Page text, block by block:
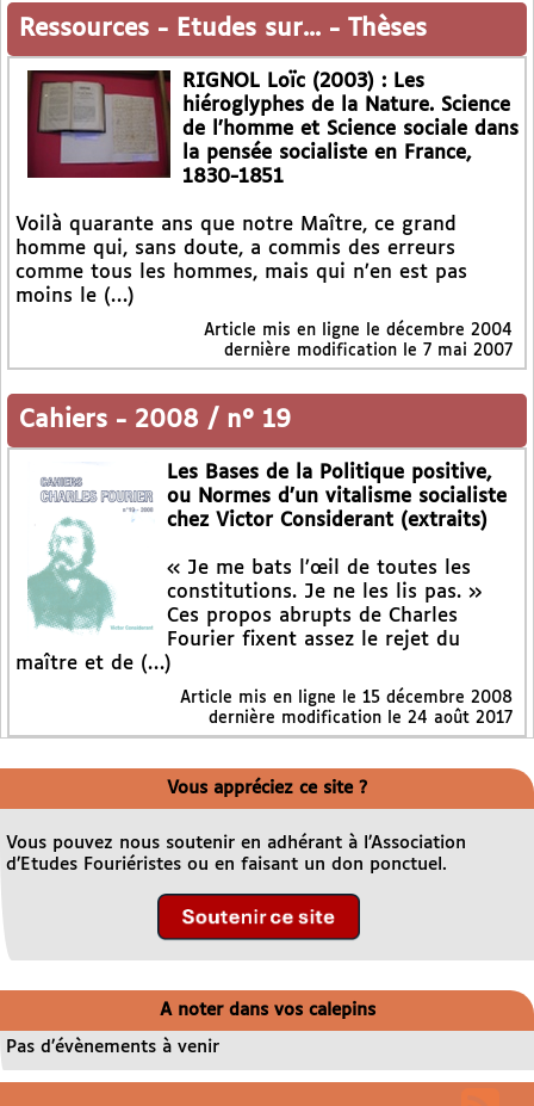
Ressources - Etudes sur... - Thèses
RIGNOL Loïc (2003) : Les
hiéroglyphes de la Nature. Science
de l’homme et Science sociale dans
la pensée socialiste en France,
1830-1851
Voilà quarante ans que notre Maître, ce grand
homme qui, sans doute, a commis des erreurs
comme tous les hommes, mais qui n’en est pas
moins le (…)
Article mis en ligne le décembre 2004
dernière modification le 7 mai 2007
Cahiers - 2008 / n° 19
Les Bases de la Politique positive,
ou Normes d’un vitalisme socialiste
chez Victor Considerant (extraits)
« Je me bats l’œil de toutes les
constitutions. Je ne les lis pas. »
Ces propos abrupts de Charles
Fourier fixent assez le rejet du
maître et de (…)
Article mis en ligne le 15 décembre 2008
dernière modification le 24 août 2017
Vous appréciez ce site ?
Vous pouvez nous soutenir en adhérant à l’Association
d’Etudes Fouriéristes ou en faisant un don ponctuel.
A noter dans vos calepins
Pas d’évènements à venir